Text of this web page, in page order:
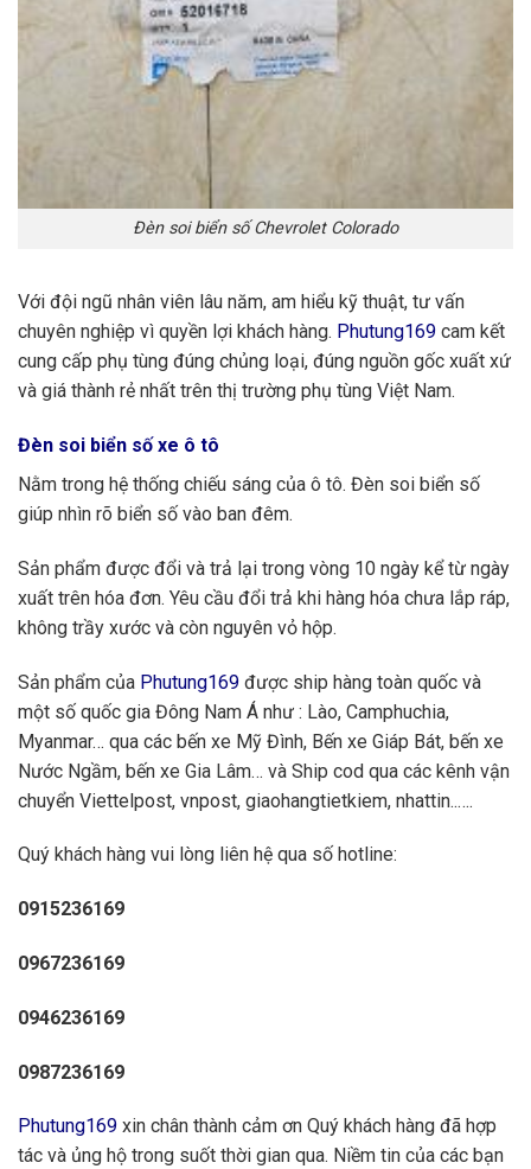
Đèn soi biển số Chevrolet Colorado
Với đội ngũ nhân viên lâu năm, am hiểu kỹ thuật, tư vấn
chuyên nghiệp vì quyền lợi khách hàng. Phutung169 cam kết
cung cấp phụ tùng đúng chủng loại, đúng nguồn gốc xuất xứ
và giá thành rẻ nhất trên thị trường phụ tùng Việt Nam.
Đèn soi biển số xe ô tô
Nằm trong hệ thống chiếu sáng của ô tô. Đèn soi biển số
giúp nhìn rõ biển số vào ban đêm.
Sản phẩm được đổi và trả lại trong vòng 10 ngày kể từ ngày
xuất trên hóa đơn. Yêu cầu đổi trả khi hàng hóa chưa lắp ráp,
không trầy xước và còn nguyên vỏ hộp.
Sản phẩm của Phutung169 được ship hàng toàn quốc và
một số quốc gia Đông Nam Á như : Lào, Camphuchia,
Myanmar… qua các bến xe Mỹ Đình, Bến xe Giáp Bát, bến xe
Nước Ngầm, bến xe Gia Lâm… và Ship cod qua các kênh vận
chuyển Viettelpost, vnpost, giaohangtietkiem, nhattin..….
Quý khách hàng vui lòng liên hệ qua số hotline:
0915236169
0967236169
0946236169
0987236169
Phutung169 xin chân thành cảm ơn Quý khách hàng đã hợp
tác và ủng hộ trong suốt thời gian qua. Niềm tin của các bạn